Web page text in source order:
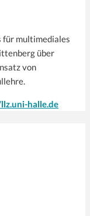
für multi­mediales
über
von
halle.de